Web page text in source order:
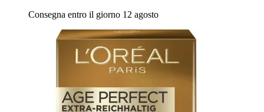
Consegna entro il giorno 12 agosto